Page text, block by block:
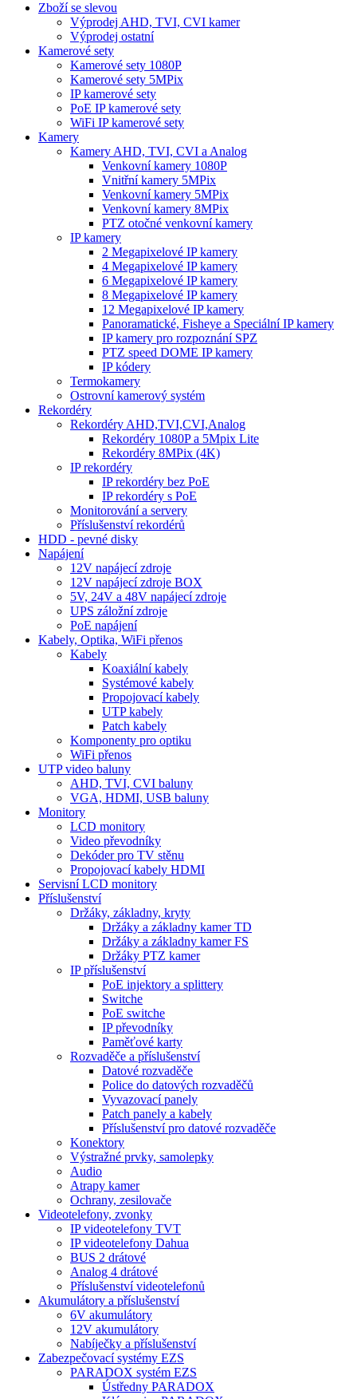
Zboží se slevou
Výprodej AHD, TVI, CVI kamer
Výprodej ostatní
Kamerové sety
Kamerové sety 1080P
Kamerové sety 5MPix
IP kamerové sety
PoE IP kamerové sety
WiFi IP kamerové sety
Kamery
Kamery AHD, TVI, CVI a Analog
Venkovní kamery 1080P
Vnitřní kamery 5MPix
Venkovní kamery 5MPix
Venkovní kamery 8MPix
PTZ otočné venkovní kamery
IP kamery
2 Megapixelové IP kamery
4 Megapixelové IP kamery
6 Megapixelové IP kamery
8 Megapixelové IP kamery
12 Megapixelové IP kamery
Panoramatické, Fisheye a Speciální IP kamery
IP kamery pro rozpoznání SPZ
PTZ speed DOME IP kamery
IP kódery
Termokamery
Ostrovní kamerový systém
Rekordéry
Rekordéry AHD,TVI,CVI,Analog
Rekordéry 1080P a 5Mpix Lite
Rekordéry 8MPix (4K)
IP rekordéry
IP rekordéry bez PoE
IP rekordéry s PoE
Monitorování a servery
Příslušenství rekordérů
HDD - pevné disky
Napájení
12V napájecí zdroje
12V napájecí zdroje BOX
5V, 24V a 48V napájecí zdroje
UPS záložní zdroje
PoE napájení
Kabely, Optika, WiFi přenos
Kabely
Koaxiální kabely
Systémové kabely
Propojovací kabely
UTP kabely
Patch kabely
Komponenty pro optiku
WiFi přenos
UTP video baluny
AHD, TVI, CVI baluny
VGA, HDMI, USB baluny
Monitory
LCD monitory
Video převodníky
Dekóder pro TV stěnu
Propojovací kabely HDMI
Servisní LCD monitory
Příslušenství
Držáky, základny, kryty
Držáky a základny kamer TD
Držáky a základny kamer FS
Držáky PTZ kamer
IP příslušenství
PoE injektory a splittery
Switche
PoE switche
IP převodníky
Paměťové karty
Rozvaděče a příslušenství
Datové rozvaděče
Police do datových rozvaděčů
Vyvazovací panely
Patch panely a kabely
Příslušenství pro datové rozvaděče
Konektory
Výstražné prvky, samolepky
Audio
Atrapy kamer
Ochrany, zesilovače
Videotelefony, zvonky
IP videotelefony TVT
IP videotelefony Dahua
BUS 2 drátové
Analog 4 drátové
Příslušenství videotelefonů
Akumulátory a příslušenství
6V akumulátory
12V akumulátory
Nabíječky a příslušenství
Zabezpečovací systémy EZS
PARADOX systém EZS
Ústředny PARADOX